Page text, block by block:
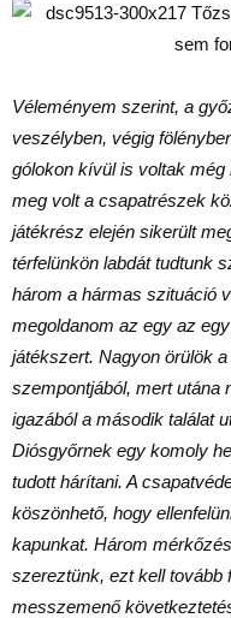
Véleményem szerint, a
veszélyben, végig
gólokon kívül is voltak
meg volt a csapatrészek
játékrész elején sikerült
térfelünkön labdát tudtunk
három a hármas szituáció
megoldanom az egy az
játékszert. Nagyon örülök
szempontjából, mert utána
igazából a második találat
Diósgyőrnek egy komoly
tudott hárítani. A
köszönhető, hogy
kapunkat. Három
szereztünk, ezt kell tovább
messzemenő